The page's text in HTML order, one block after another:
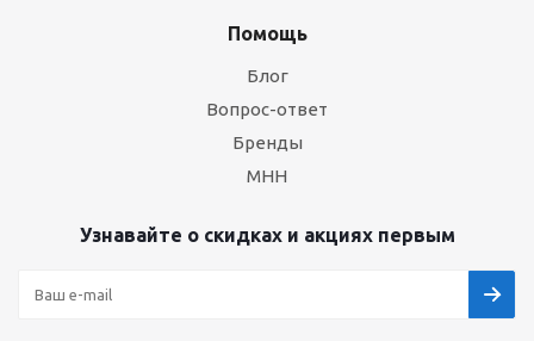
Помощь
Блог
Вопрос-ответ
Бренды
МНН
Узнавайте о скидках и акциях первым